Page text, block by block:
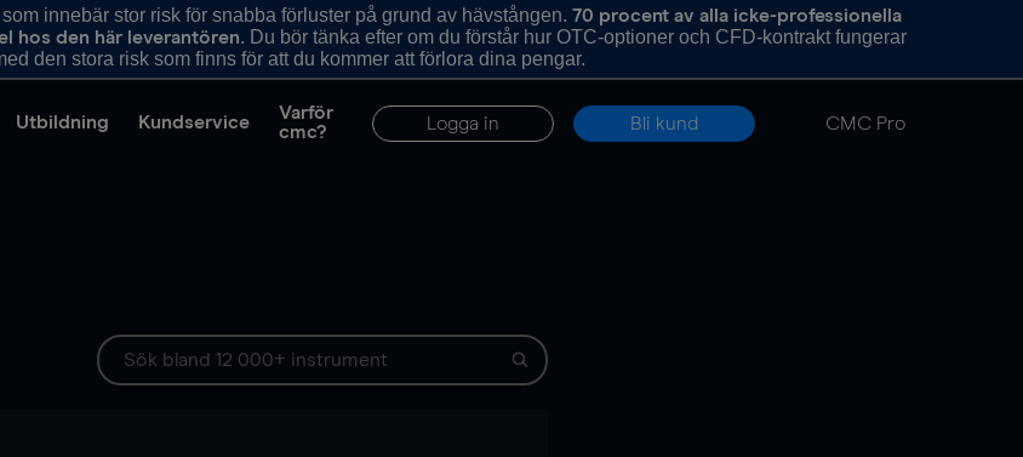
innebär stor risk för snabba förluster på grund av hävstången. 70 procent av alla icke-professionella
hos den här leverantören. Du bör tänka efter om du förstår hur OTC-optioner och CFD-kontrakt fungerar
den stora risk som finns för att du kommer att förlora dina pengar.
Utbildning Kundservice
Varför
cmc?
Logga in Bli kund CMC Pro